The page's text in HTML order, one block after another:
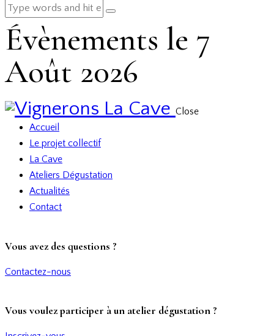
Évènements le 7
Août 2026
Close
Accueil
Le projet collectif
La Cave
Ateliers Dégustation
Actualités
Contact
Vous avez des questions ?
Contactez-nous
Vous voulez participer à un atelier dégustation ?